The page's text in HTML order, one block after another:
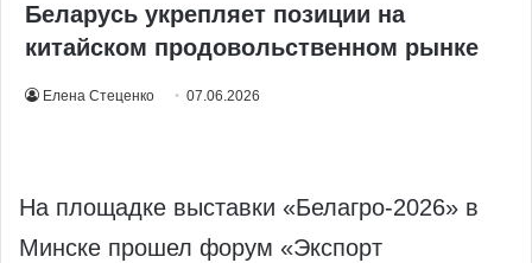
Беларусь укрепляет позиции на
китайском продовольственном рынке
Елена Стеценко 07.06.2026
На площадке выставки «Белагро‑2026» в
Минске прошел форум «Экспорт